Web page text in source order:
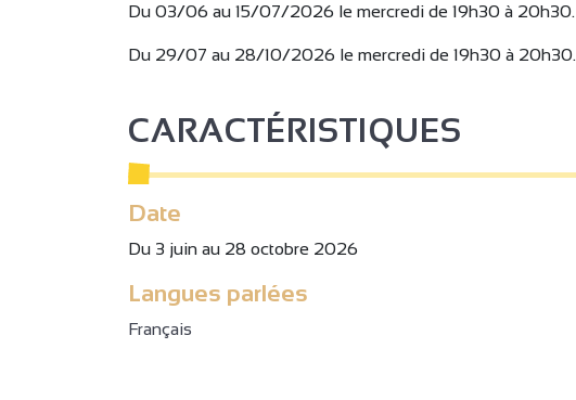
Du 03/06 au 15/07/2026 le mercredi de 19h30 à 20h30.
Du 29/07 au 28/10/2026 le mercredi de 19h30 à 20h30.
CARACTÉRISTIQUES
Date
Du 3 juin au 28 octobre 2026
Langues parlées
Français
2